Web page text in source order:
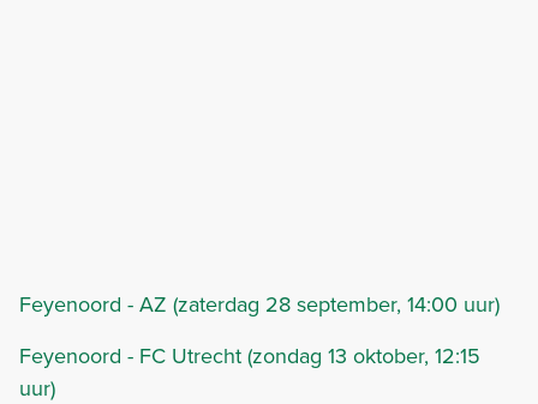
Feyenoord - AZ (zaterdag 28 september, 14:00 uur)
Feyenoord - FC Utrecht (zondag 13 oktober, 12:15
uur)